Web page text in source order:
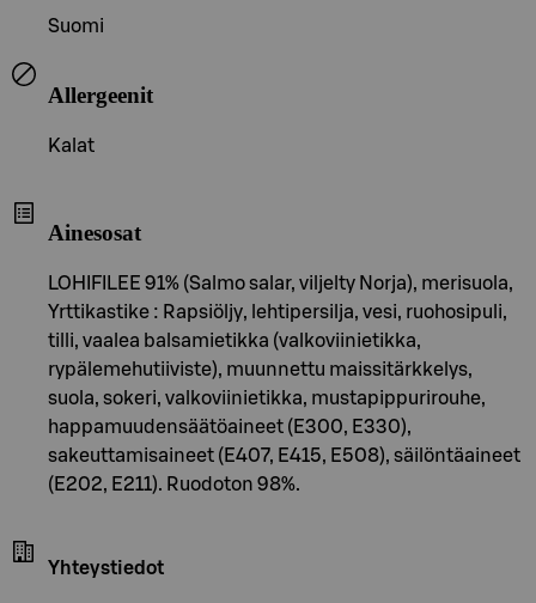
Suomi
Allergeenit
Kalat
Ainesosat
LOHIFILEE 91% (Salmo salar, viljelty Norja), merisuola,
Yrttikastike : Rapsiöljy, lehtipersilja, vesi, ruohosipuli,
tilli, vaalea balsamietikka (valkoviinietikka,
rypälemehutiiviste), muunnettu maissitärkkelys,
suola, sokeri, valkoviinietikka, mustapippurirouhe,
happamuudensäätöaineet (E300, E330),
sakeuttamisaineet (E407, E415, E508), säilöntäaineet
(E202, E211). Ruodoton 98%.
Yhteystiedot